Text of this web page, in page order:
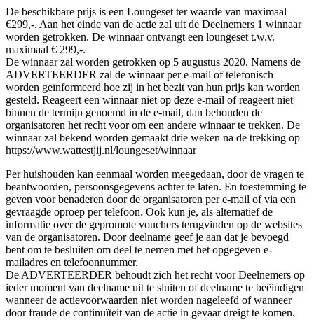
De beschikbare prijs is een Loungeset ter waarde van maximaal
€299,-. Aan het einde van de actie zal uit de Deelnemers 1 winnaar
worden getrokken. De winnaar ontvangt een loungeset t.w.v.
maximaal € 299,-.
De winnaar zal worden getrokken op 5 augustus 2020. Namens de
ADVERTEERDER zal de winnaar per e-mail of telefonisch
worden geïnformeerd hoe zij in het bezit van hun prijs kan worden
gesteld. Reageert een winnaar niet op deze e-mail of reageert niet
binnen de termijn genoemd in de e-mail, dan behouden de
organisatoren het recht voor om een andere winnaar te trekken. De
winnaar zal bekend worden gemaakt drie weken na de trekking op
https://www.wattestjij.nl/loungeset/winnaar
Per huishouden kan eenmaal worden meegedaan, door de vragen te
beantwoorden, persoonsgegevens achter te laten. En toestemming te
geven voor benaderen door de organisatoren per e-mail of via een
gevraagde oproep per telefoon. Ook kun je, als alternatief de
informatie over de gepromote vouchers terugvinden op de websites
van de organisatoren. Door deelname geef je aan dat je bevoegd
bent om te besluiten om deel te nemen met het opgegeven e-
mailadres en telefoonnummer.
De ADVERTEERDER behoudt zich het recht voor Deelnemers op
ieder moment van deelname uit te sluiten of deelname te beëindigen
wanneer de actievoorwaarden niet worden nageleefd of wanneer
door fraude de continuïteit van de actie in gevaar dreigt te komen.